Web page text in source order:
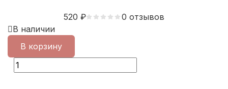
520 ₽
0 отзывов
В наличии
В корзину